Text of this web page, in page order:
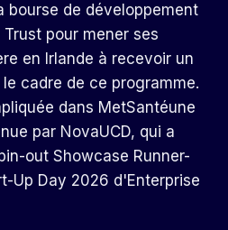
bourse de développement
pour mener ses
en Irlande à recevoir un
cadre de ce programme.
dans MetSantéune
par NovaUCD, qui a
out Showcase Runner-
Up Day 2026 d'Enterprise